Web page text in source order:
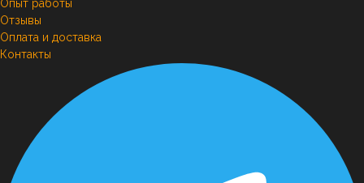
Опыт работы
Отзывы
Оплата и доставка
Контакты